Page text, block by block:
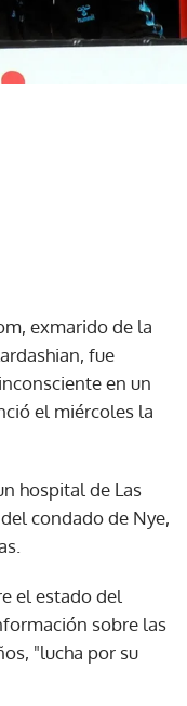
exmarido de la
fue
en un
el miércoles la
hospital de Las
condado de Nye,
el estado del
sobre las
"lucha por su